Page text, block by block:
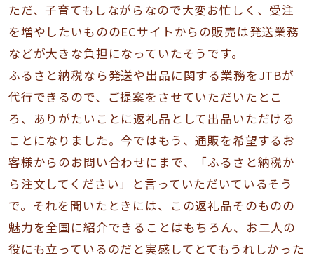
ただ、子育てもしながらなので大変お忙しく、受注
を増やしたいもののECサイトからの販売は発送業務
などが大きな負担になっていたそうです。
ふるさと納税なら発送や出品に関する業務をJTBが
代行できるので、ご提案をさせていただいたとこ
ろ、ありがたいことに返礼品として出品いただける
ことになりました。今ではもう、通販を希望するお
客様からのお問い合わせにまで、「ふるさと納税か
ら注文してください」と言っていただいているそう
で。それを聞いたときには、この返礼品そのものの
魅力を全国に紹介できることはもちろん、お二人の
役にも立っているのだと実感してとてもうれしかった